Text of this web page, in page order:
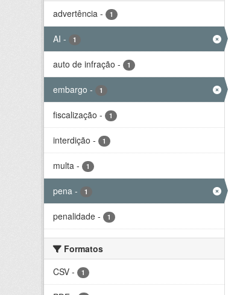
advertência - 1
AI - 1
auto de infração - 1
embargo - 1
fiscalização - 1
interdição - 1
multa - 1
pena - 1
penalidade - 1
Formatos
CSV - 1